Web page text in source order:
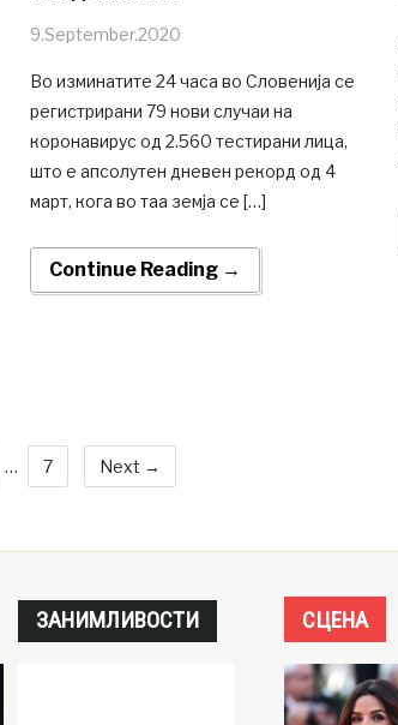
9.September.2020
Во изминатите 24 часа во Словенија се
регистрирани 79 нови случаи на
коронавирус од 2.560 тестирани лица,
што е апсолутен дневен рекорд од 4
март, кога во таа земја се […]
Continue Reading →
… 7 Next →
ЗАНИМЛИВОСТИ СЦЕНА